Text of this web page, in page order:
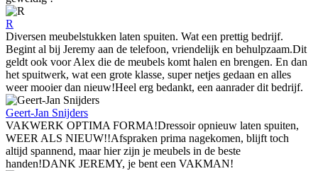
R
Diversen meubelstukken laten spuiten. Wat een prettig bedrijf.
Begint al bij Jeremy aan de telefoon, vriendelijk en behulpzaam.Dit
geldt ook voor Alex die de meubels komt halen en brengen. En dan
het spuitwerk, wat een grote klasse, super netjes gedaan en alles
weer mooier dan nieuw!Heel erg bedankt, een aanrader dit bedrijf.
Geert-Jan Snijders
VAKWERK OPTIMA FORMA!Dressoir opnieuw laten spuiten,
WEER ALS NIEUW!!Afspraken prima nagekomen, blijft toch
altijd spannend, maar hier zijn je meubels in de beste
handen!DANK JEREMY, je bent een VAKMAN!